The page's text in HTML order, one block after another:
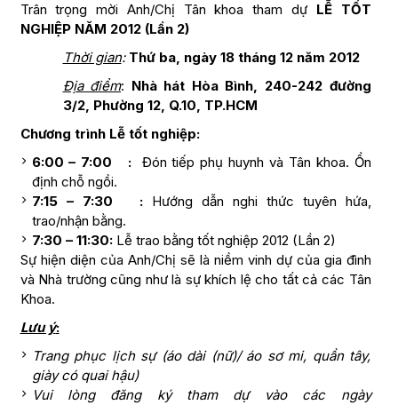
Trân trọng mời Anh/Chị Tân khoa tham dự LỄ TỐT
NGHIỆP NĂM 2012 (Lần 2)
Thời gian:Thứ ba, ngày 18 tháng 12 năm 2012
Địa điểm: Nhà hát Hòa Bình, 240-242 đường
3/2, Phường 12, Q.10, TP.HCM
Chương trình Lễ tốt nghiệp:
6:00 – 7:00 : Đón tiếp phụ huynh và Tân khoa. Ổn
định chỗ ngồi.
7:15 – 7:30 : Hướng dẫn nghi thức tuyên hứa,
trao/nhận bằng.
7:30 – 11:30: Lễ trao bằng tốt nghiệp 2012 (Lần 2)
Sự hiện diện của Anh/Chị sẽ là niềm vinh dự của gia đình
và Nhà trường cũng như là sự khích lệ cho tất cả các Tân
Khoa.
Lưu ý:
Trang phục lịch sự (áo dài (nữ)/ áo sơ mi, quần tây,
giày có quai hậu)
Vui lòng đăng ký tham dự vào các ngày